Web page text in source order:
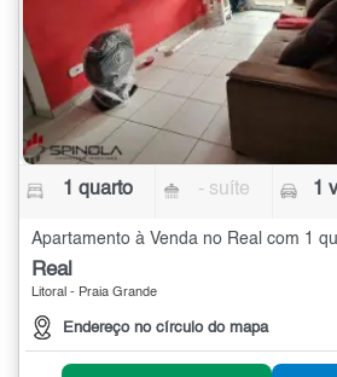
1 quarto - suíte 1
Apartamento à Venda no Real com 1
Real
Litoral - Praia Grande
Endereço no círculo do mapa